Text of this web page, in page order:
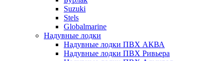
Suzuki
Stels
Globalmarine
Надувные лодки
Надувные лодки ПВХ АКВА
Надувные лодки ПВХ Ривьера